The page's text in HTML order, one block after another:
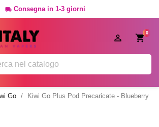
 Consegna in 1-3 giorni
0

Go
Kiwi Go Plus Pod Precaricate - Blueberry